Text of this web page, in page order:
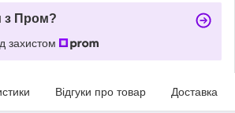
з Пром?
захистом
Відгуки про товар Доставка